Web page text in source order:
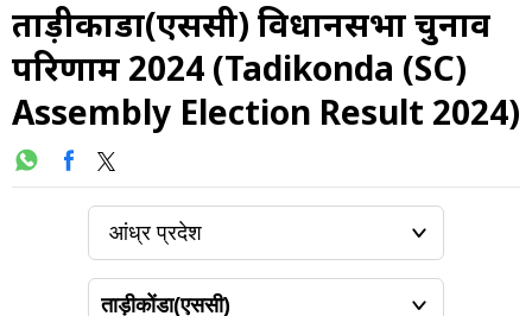
ताड़ीकोंडा(एससी) विधानसभा चुनाव
परिणाम 2024 (Tadikonda (SC)
Assembly Election Result 2024)